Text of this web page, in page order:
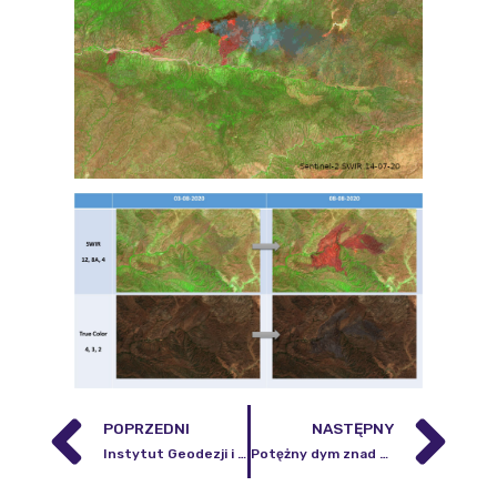
POPRZEDNI
Instytut Geodezji i Kartografii ogłasza nabór do pracy w Centrum Geomatyki Stosowanej na stanowisko Specjalisty
NASTĘPNY
Potężny dym znad Kalifornii dociera do Europy